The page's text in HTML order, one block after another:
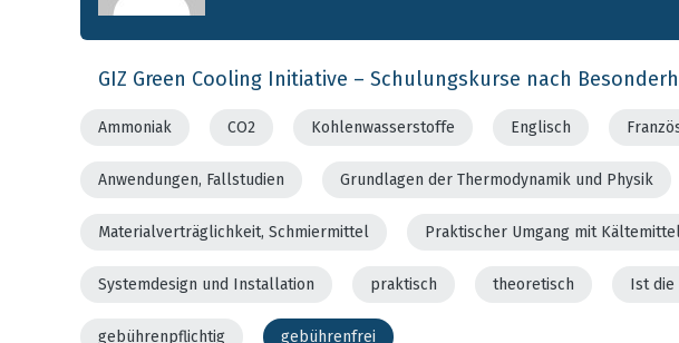
GIZ Green Cooling Initiative – Schulungskurse nach
Ammoniak CO2 Kohlenwasserstoffe Englisch
Anwendungen, Fallstudien Grundlagen der Thermodynamik und Physik
Materialverträglichkeit, Schmiermittel Praktischer Umgang mit
Systemdesign und Installation praktisch theoretisch Ist die
gebührenpflichtig gebührenfrei